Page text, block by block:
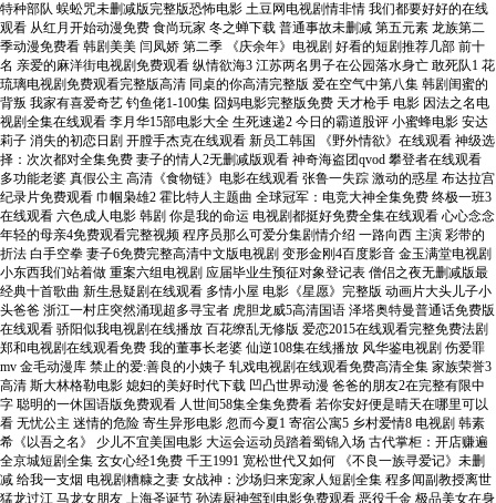
特种部队 蜈蚣咒未删减版完整版恐怖电影 土豆网电视剧情非情 我们都要好好的在线
观看 从红月开始动漫免费 食尚玩家 冬之蝉下载 普通事故未删减 第五元素 龙族第二
季动漫免费看 韩剧美美 闫凤娇 第二季 《庆余年》电视剧 好看的短剧推荐几部 前十
名 亲爱的麻洋街电视剧免费观看 纵情欲海3 江苏两名男子在公园落水身亡 敢死队1 花
琉璃电视剧免费观看完整版高清 同桌的你高清完整版 爱在空气中第八集 韩剧闺蜜的
背叛 我家有喜爱奇艺 钓鱼佬1-100集 囧妈电影完整版免费 天才枪手 电影 因法之名电
视剧全集在线观看 李月华15部电影大全 生死速递2 今日的霸道股评 小蜜蜂电影 安达
莉子 消失的初恋日剧 开膛手杰克在线观看 新员工韩国 《野外情欲》在线观看 神级选
择：次次都对全集免费 妻子的情人2无删减版观看 神奇海盗团qvod 攀登者在线观看
多功能老婆 真假公主 高清《食物链》电影在线观看 张鲁一失踪 激动的惑星 布达拉宫
纪录片免费观看 巾帼枭雄2 霍比特人主题曲 全球冠军：电竞大神全集免费 终极一班3
在线观看 六色成人电影 韩剧 你是我的命运 电视剧都挺好免费全集在线观看 心心念念
年轻的母亲4免费观看完整视频 程序员那么可爱分集剧情介绍 一路向西 主演 彩带的
折法 白手空拳 妻子6免费完整高清中文版电视剧 变形金刚4百度影音 金玉满堂电视剧
小东西我们站着做 重案六组电视剧 应届毕业生预征对象登记表 僧侣之夜无删减版最
经典十首歌曲 新生悬疑剧在线观看 多情小屋 电影《星愿》完整版 动画片大头儿子小
头爸爸 浙江一村庄突然涌现超多寻宝者 虎胆龙威5高清国语 泽塔奥特曼普通话免费版
在线观看 骄阳似我电视剧在线播放 百花缭乱无修版 爱恋2015在线观看完整免费法剧
郑和电视剧在线观看免费 我的董事长老婆 仙逆108集在线播放 风华鉴电视剧 伤爱罪
mv 金毛动漫库 禁止的爱:善良的小姨子 轧戏电视剧在线观看免费高清全集 家族荣誉3
高清 斯大林格勒电影 媳妇的美好时代下载 凹凸世界动漫 爸爸的朋友2在完整有限中
字 聪明的一休国语版免费观看 人世间58集全集免费看 若你安好便是晴天在哪里可以
看 无忧公主 迷情的危险 寄生异形电影 忽而今夏1 寄宿公寓5 乡村爱情8 电视剧 韩素
希《以吾之名》 少儿不宜美国电影 大运会运动员踏着蜀锦入场 古代掌柜：开店赚遍
全京城短剧全集 玄女心经1免费 千王1991 宽松世代又如何 《不良一族寻爱记》未删
减 给我一支烟 电视剧糟糠之妻 女战神：沙场归来宠家人短剧全集 程多闻副教授离世
猛龙过江 马龙女朋友 上海圣诞节 孙涛厨神驾到电影免费观看 恶役千金 极品美女在身